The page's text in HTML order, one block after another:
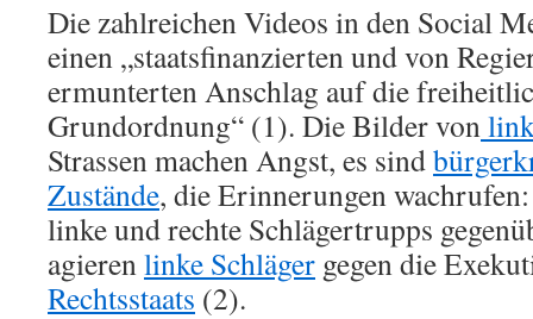
Die zahlreichen Videos in den Social
einen „staatsfinanzierten und von
ermunterten Anschlag auf die
Grundordnung“ (1). Die Bilder von
Strassen machen Angst, es sind
Zustände, die Erinnerungen
linke und rechte Schlägertrupps
agierenlinke Schläger gegen die
Rechtsstaats (2).